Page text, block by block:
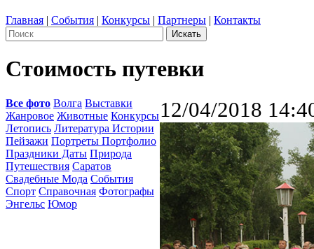
Главная | События | Конкурсы | Партнеры | Контакты
Стоимость путевки
Все фото Волга Выставки
Жанровое Животные Конкурсы
Летопись Литература Истории
Пейзажи Портреты Портфолио
Праздники Даты Природа
Путешествия Саратов
Свадебные Мода События
Спорт Справочная Фотографы
Энгельс Юмор
12/04/2018